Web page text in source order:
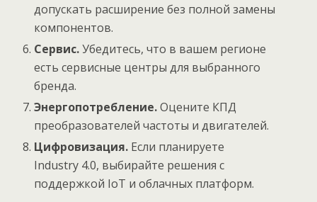
допускать расширение без полной замены
компонентов.
Сервис.Убедитесь, что в вашем регионе
есть сервисные центры для выбранного
бренда.
Энергопотребление.Оцените КПД
преобразователей частоты и двигателей.
Цифровизация. Если планируете
Industry 4.0, выбирайте решения с
поддержкой IoT и облачных платформ.